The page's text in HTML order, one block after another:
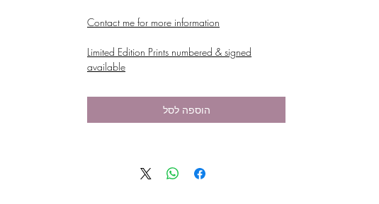
Contact me for more information
Limited Edition Prints numbered & signed
available
הוספה לסל